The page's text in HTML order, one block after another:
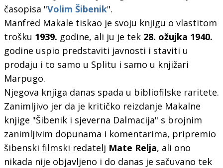
časopisa "Volim Šibenik".
Manfred Makale tiskao je svoju knjigu o vlastitom
trošku 1939. godine, ali ju je tek 28. ožujka 1940.
godine uspio predstaviti javnosti i staviti u
prodaju i to samo u Splitu i samo u knjižari
Marpugo.
Njegova knjiga danas spada u bibliofilske raritete.
Zanimljivo jer da je kritičko reizdanje Makalne
knjige "Šibenik i sjeverna Dalmacija" s brojnim
zanimljivim dopunama i komentarima, pripremio
šibenski filmski redatelj Mate Relja, ali ono
nikada nije objavljeno i do danas je sačuvano tek